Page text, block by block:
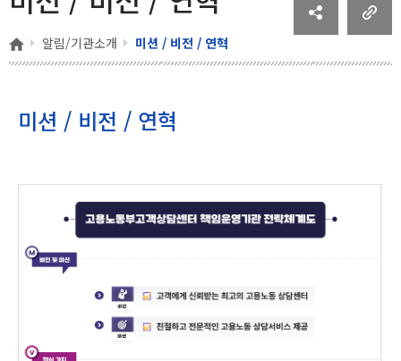
홈 알림/기관소개 미션 / 비전 / 연혁
미션 / 비전 / 연혁